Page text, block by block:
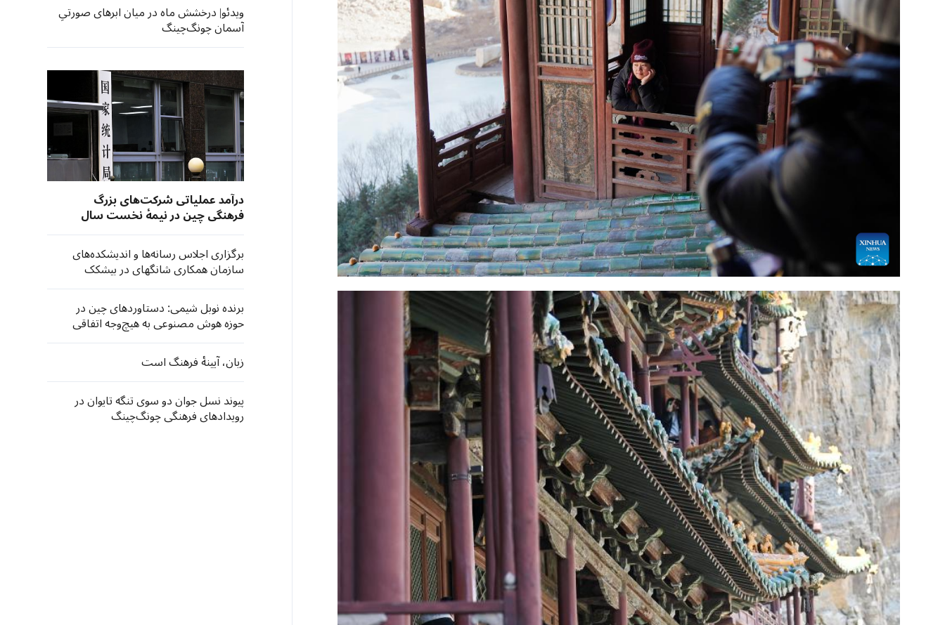
ویدئو| درخشش ماه در میان ابرهای صورتیِ
آسمان چونگ‌چینگ
درآمد عملیاتی شرکت‌های بزرگ
فرهنگی چین در نیمهٔ نخست سال
جاری ۴.۶ درصد رشد کرد
برگزاری اجلاس رسانه‌ها و اندیشکده‌های
سازمان همکاری شانگهای در بیشکک
برنده نوبل شیمی: دستاوردهای چین در
حوزه هوش مصنوعی به هیچ‌وجه اتفاقی
نیست
زبان، آیینهٔ فرهنگ است
پیوند نسل جوان دو سوی تنگه تایوان در
رویدادهای فرهنگی چونگ‌چینگ